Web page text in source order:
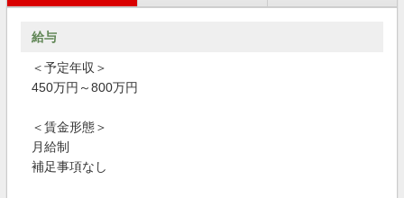
給与
＜予定年収＞
450万円～800万円
＜賃金形態＞
月給制
補足事項なし